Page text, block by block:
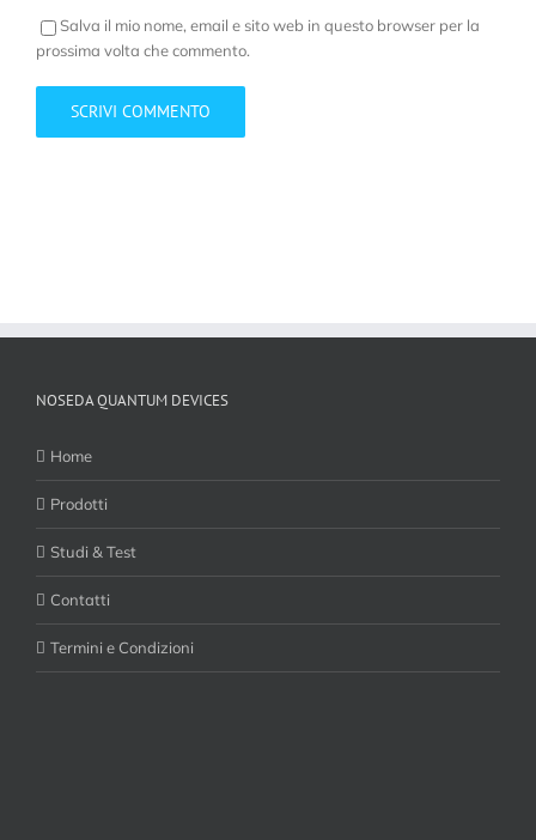
Salva il mio nome, email e sito web in questo browser per la
prossima volta che commento.
NOSEDA QUANTUM DEVICES
Home
Prodotti
Studi & Test
Contatti
Termini e Condizioni